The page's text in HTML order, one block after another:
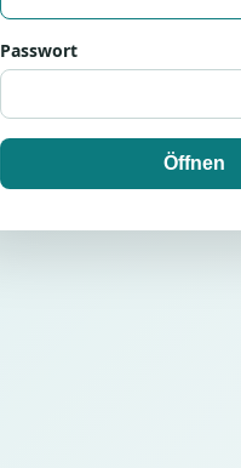
Passwort
Öffnen